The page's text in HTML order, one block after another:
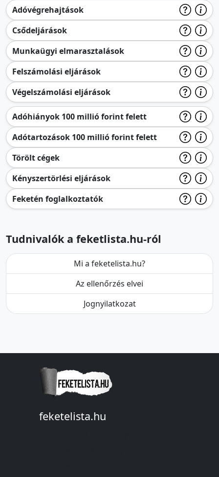
Adóvégrehajtások
Csődeljárások
Munkaügyi elmarasztalások
Felszámolási eljárások
Végelszámolási eljárások
Adóhiányok 100 millió forint felett
Adótartozások 100 millió forint felett
Törölt cégek
Kényszertörlési eljárások
Feketén foglalkoztatók
Tudnivalók a feketlista.hu-ról
Mi a feketelista.hu?
Az ellenőrzés elvei
Jognyilatkozat
feketelista.hu